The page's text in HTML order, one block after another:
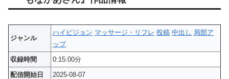
ジャンル
ハイビジョン マッサージ・リフレ 投稿 中出し 局部ア
ップ
収録時間
0:15:00分
配信開始日
2025-08-07